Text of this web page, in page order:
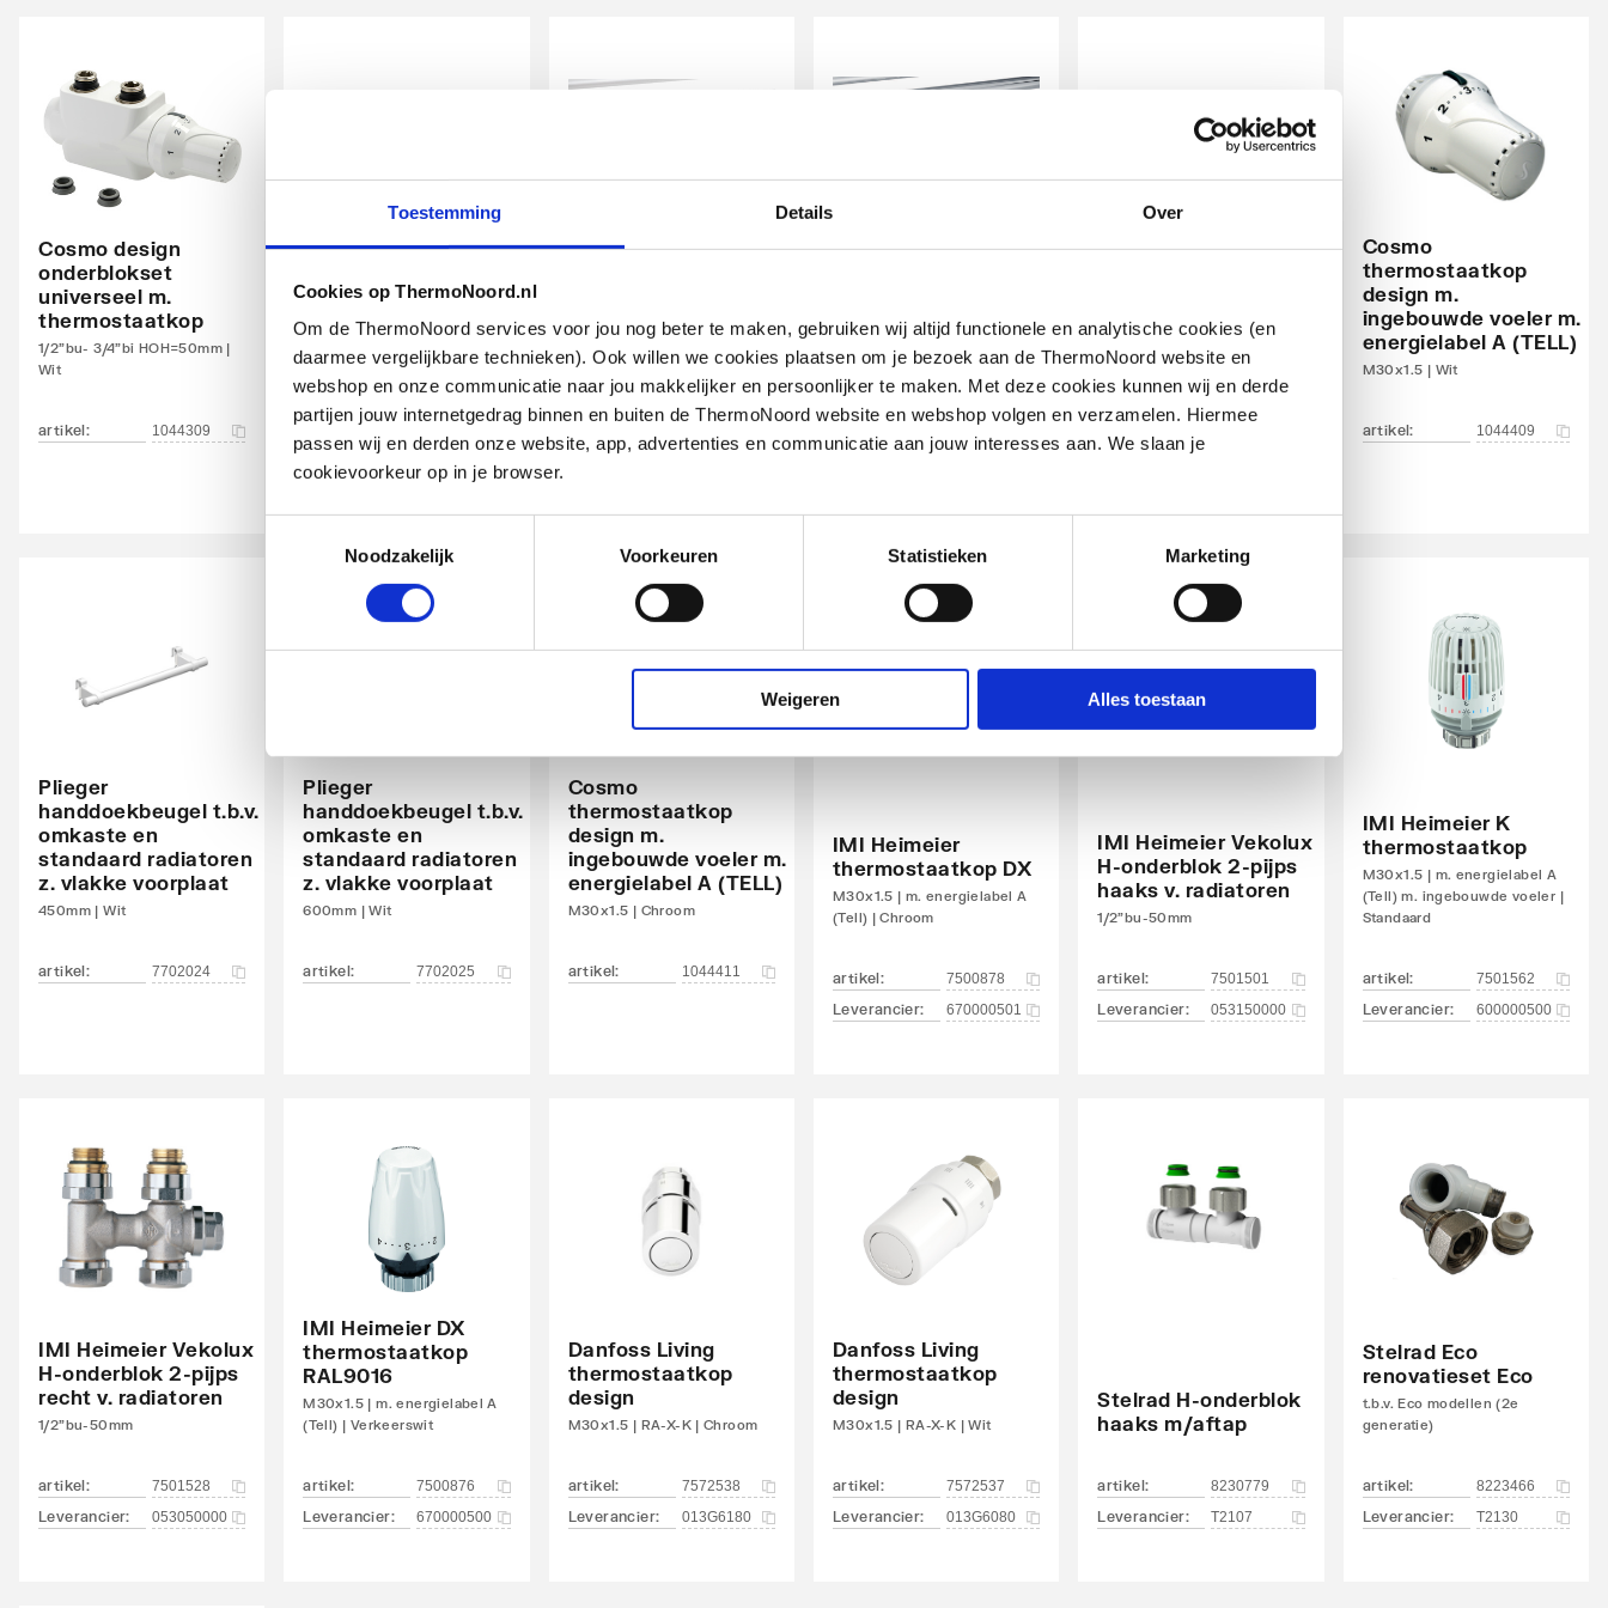
Toestemming Details Over
Cookies op ThermoNoord.nl
Om de ThermoNoord services voor jou nog beter te maken, gebruiken wij altijd functionele en analytische cookies (en
daarmee vergelijkbare technieken). Ook willen we cookies plaatsen om je bezoek aan de ThermoNoord website en
webshop en onze communicatie naar jou makkelijker en persoonlijker te maken. Met deze cookies kunnen wij en derde
partijen jouw internetgedrag binnen en buiten de ThermoNoord website en webshop volgen en verzamelen. Hiermee
passen wij en derden onze website, app, advertenties en communicatie aan jouw interesses aan. We slaan je
cookievoorkeur op in je browser.
Noodzakelijk
Voorkeuren Statistieken Marketing
Weigeren Alles toestaan
laboratorium
N-exponent
Max. werkdruk 10
Standaard kleur Ja
Kleur Wit
9016
Glansgraad Glanzend
Ja
Aantal standaard aansluitingen
Aansluitcombi 18 onderzijde links/onderzijde
rechts
Nee
Aansluitcombi 32 zijkant linksboven/zijkant
Nee
Aansluitcombi 37 zijkant linksboven/zijkant
Nee
Aansluitcombi 45 bovenzijde links/bovenzijde
rechts
Aansluitcombi 48 bovenzijde links/onderzijde
rechts
Aansluitcombi 58 bovenzijde
rechts/onderzijde rechts
linksonder
Cosmo design
onderblokset
universeel m.
thermostaatkop
1/2"bu- 3/4"bi HOH=50mm |
Wit
artikel: 1044309
Cosmo design
universeel m.
thermostaatkop
1/2"bu- 3/4"bi HOH=50mm |
Chroom
artikel
IMI Heimeier Multilux
recht en haaks
R1/2" - G3/4" HOH 50mm |
design-uitvoering | Wit
artikel: 1602445
IMI Heimeier Multilux
recht en haaks
R1/2" - G3/4" HOH 50mm |
design-uitvoering | Chroom
artikel: 1602447
4 aansluitset, 1 of 2-
pijps
Zwart
artikel:
Cosmo
thermostaatkop
design m.
ingebouwde voeler m.
energielabel A (TELL)
M30x1.5 | Wit
artikel: 1044409
Plieger
handdoekbeugel t.b.v.
omkaste en
standaard radiatoren
z. vlakke voorplaat
450mm | Wit
artikel: 7702024
Plieger
handdoekbeugel t.b.v.
omkaste en
standaard radiatoren
z. vlakke voorplaat
600mm | Wit
artikel: 7702025
Cosmo
thermostaatkop
design m.
ingebouwde voeler m.
energielabel A (TELL)
M30x1.5 | Chroom
artikel: 1044411
IMI Heimeier
thermostaatkop DX
M30x1.5 | m. energielabel A
(Tell) | Chroom
artikel: 7500878
Leverancier: 670000501
IMI Heimeier Vekolux
H-onderblok 2-pijps
haaks v. radiatoren
1/2"bu-50mm
artikel: 7501501
Leverancier: 053150000
IMI Heimeier K
thermostaatkop
M30x1.5 | m. energielabel A
(Tell) m. ingebouwde voeler |
Standaard
artikel: 7501562
Leverancier: 600000500
IMI Heimeier Vekolux
H-onderblok 2-pijps
recht v. radiatoren
1/2"bu-50mm
artikel: 7501528
Leverancier: 053050000
IMI Heimeier DX
thermostaatkop
RAL9016
M30x1.5 | m. energielabel A
(Tell) | Verkeerswit
artikel: 7500876
Leverancier: 670000500
Danfoss Living
thermostaatkop
design
M30x1.5 | RA-X-K | Chroom
artikel: 7572538
Leverancier: 013G6180
Danfoss Living
thermostaatkop
design
M30x1.5 | RA-X-K | Wit
artikel: 7572537
Leverancier: 013G6080
Stelrad H-onderblok
haaks m/aftap
artikel: 8230779
Leverancier: T2107
Stelrad Eco
renovatieset Eco
t.b.v. Eco modellen (2e
generatie)
artikel: 8223466
Leverancier: T2130